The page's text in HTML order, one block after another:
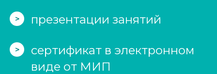
> презентации занятий
>
сертификат в электронном
виде от МИП